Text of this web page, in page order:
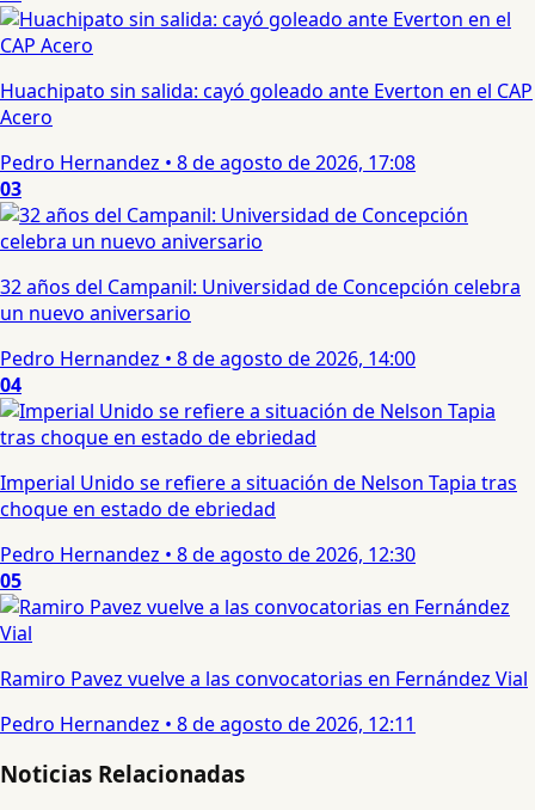
Huachipato sin salida: cayó goleado ante Everton en el CAP
Acero
Pedro Hernandez • 8 de agosto de 2026, 17:08
03
32 años del Campanil: Universidad de Concepción celebra
un nuevo aniversario
Pedro Hernandez • 8 de agosto de 2026, 14:00
04
Imperial Unido se refiere a situación de Nelson Tapia tras
choque en estado de ebriedad
Pedro Hernandez • 8 de agosto de 2026, 12:30
05
Ramiro Pavez vuelve a las convocatorias en Fernández Vial
Pedro Hernandez • 8 de agosto de 2026, 12:11
Noticias Relacionadas